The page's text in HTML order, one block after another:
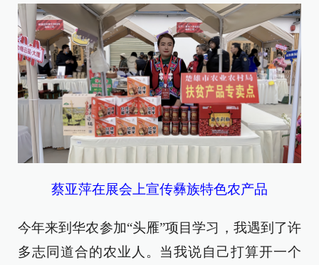
蔡亚萍在展会上宣传彝族特色农产品
今年来到华农参加“头雁”项目学习，我遇到了许
多志同道合的农业人。当我说自己打算开一个